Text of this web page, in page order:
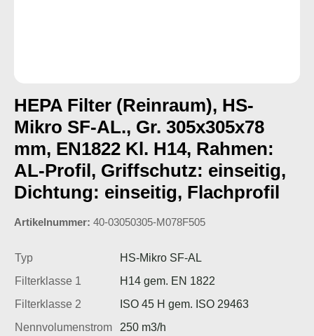
HEPA Filter (Reinraum), HS-
Mikro SF-AL., Gr. 305x305x78
mm, EN1822 Kl. H14, Rahmen:
AL-Profil, Griffschutz: einseitig,
Dichtung: einseitig, Flachprofil
Artikelnummer: 40-03050305-M078F505
Typ
HS-Mikro SF-AL
Filterklasse 1
H14 gem. EN 1822
Filterklasse 2
ISO 45 H gem. ISO 29463
Nennvolumenstrom
250 m3/h